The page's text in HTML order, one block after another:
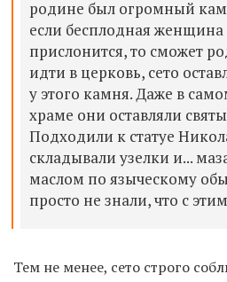
родине был огромный
если бесплодная
прислонится, то сможет
идти в церковь, сето
у этого камня. Даже в
храме они оставляли
Подходили к статуе
складывали узелки и...
маслом по языческому
просто не знали, что с
Тем не менее, сето строго